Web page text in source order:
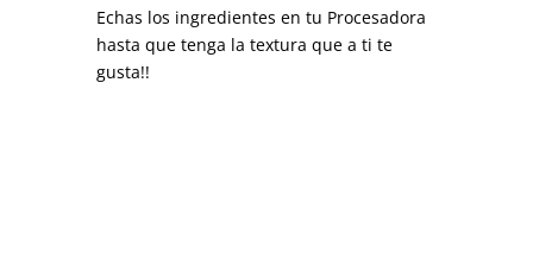
Echas los ingredientes en tu Procesadora
hasta que tenga la textura que a ti te
gusta!!